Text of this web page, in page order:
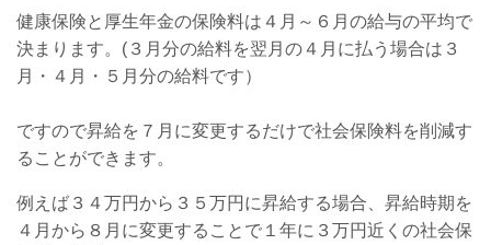
健康保険と厚生年金の保険料は４月～６月の給与の平均で
決まります。(３月分の給料を翌月の４月に払う場合は３
月・４月・５月分の給料です）
ですので昇給を７月に変更するだけで社会保険料を削減す
ることができます。
例えば３４万円から３５万円に昇給する場合、昇給時期を
４月から８月に変更することで１年に３万円近くの社会保